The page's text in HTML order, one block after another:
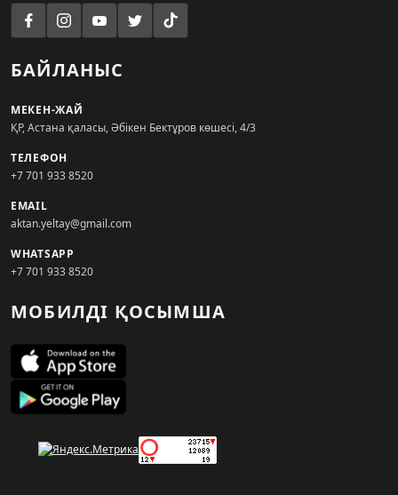
БАЙЛАНЫС
МЕКЕН-ЖАЙ
ҚР, Астана қаласы, Әбікен Бектұров көшесі, 4/3
ТЕЛЕФОН
+7 701 933 8520
EMAIL
aktan.yeltay@gmail.com
WHATSAPP
+7 701 933 8520
МОБИЛДІ ҚОСЫМША